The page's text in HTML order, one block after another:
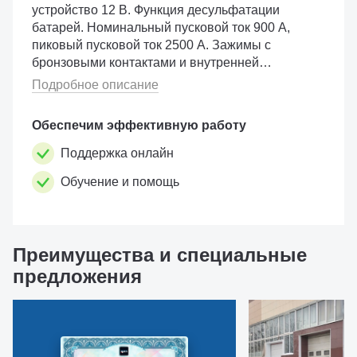
устройство 12 В. Функция десульфатации
батарей. Номинальный пусковой ток 900 А,
пиковый пусковой ток 2500 А. Зажимы с
бронзовыми контактами и внутренней
оплёткой. Длина кабелей 2 м, сечение кабелей
25 кв. мм. Встроенная розетка на 12 В. Кабели
Подробное описание
Обеспечим эффективную работу
Поддержка онлайн
Обучение и помощь
Преимущества и специальные
предложения